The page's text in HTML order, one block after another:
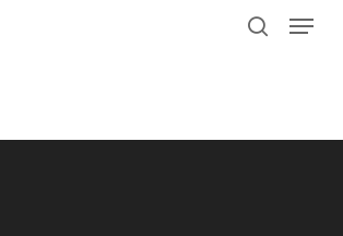
Menu